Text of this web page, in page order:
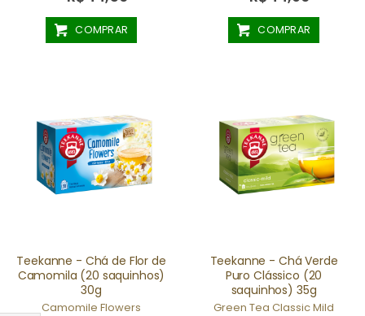
COMPRAR COMPRAR
Teekanne - Chá de Flor de
Camomila (20 saquinhos)
30g
Camomile Flowers
Teekanne - Chá Verde
Puro Clássico (20
saquinhos) 35g
Green Tea Classic Mild